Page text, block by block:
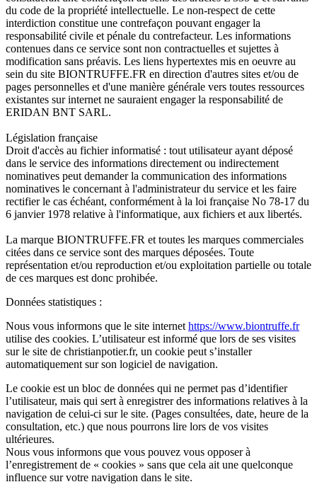
du code de la propriété intellectuelle. Le non-respect de cette
interdiction constitue une contrefaçon pouvant engager la
responsabilité civile et pénale du contrefacteur. Les informations
contenues dans ce service sont non contractuelles et sujettes à
modification sans préavis. Les liens hypertextes mis en oeuvre au
sein du site BIONTRUFFE.FR en direction d'autres sites et/ou de
pages personnelles et d'une manière générale vers toutes ressources
existantes sur internet ne sauraient engager la responsabilité de
ERIDAN BNT SARL.
Législation française
Droit d'accès au fichier informatisé : tout utilisateur ayant déposé
dans le service des informations directement ou indirectement
nominatives peut demander la communication des informations
nominatives le concernant à l'administrateur du service et les faire
rectifier le cas échéant, conformément à la loi française No 78-17 du
6 janvier 1978 relative à l'informatique, aux fichiers et aux libertés.
La marque BIONTRUFFE.FR et toutes les marques commerciales
citées dans ce service sont des marques déposées. Toute
représentation et/ou reproduction et/ou exploitation partielle ou totale
de ces marques est donc prohibée.
Données statistiques :
Nous vous informons que le site internet https://www.biontruffe.fr
utilise des cookies. L’utilisateur est informé que lors de ses visites
sur le site de christianpotier.fr, un cookie peut s’installer
automatiquement sur son logiciel de navigation.
Le cookie est un bloc de données qui ne permet pas d’identifier
l’utilisateur, mais qui sert à enregistrer des informations relatives à la
navigation de celui-ci sur le site. (Pages consultées, date, heure de la
consultation, etc.) que nous pourrons lire lors de vos visites
ultérieures.
Nous vous informons que vous pouvez vous opposer à
l’enregistrement de « cookies » sans que cela ait une quelconque
influence sur votre navigation dans le site.